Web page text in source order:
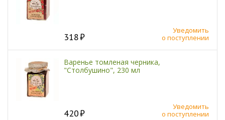
318
Уведомить
о поступлении
Варенье томленая черника,
"Столбушино", 230 мл
420
Уведомить
о поступлении